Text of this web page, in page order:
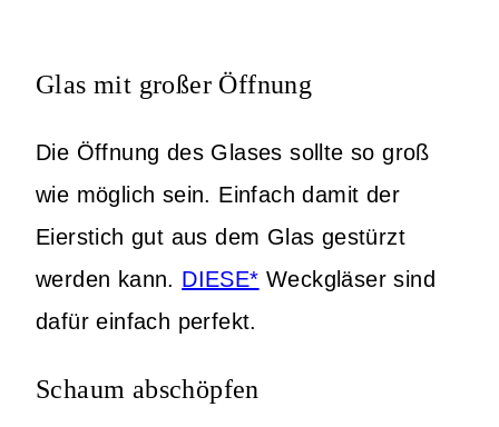
Glas mit großer Öffnung
Die Öffnung des Glases sollte so groß
wie möglich sein. Einfach damit der
Eierstich gut aus dem Glas gestürzt
werden kann. DIESE* Weckgläser sind
dafür einfach perfekt.
Schaum abschöpfen